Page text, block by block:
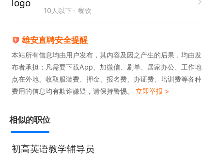
10人以下 餐饮
雄安直聘安全提醒
本站所有信息均由用户发布，其内容及因之产生的后果，均由发
布者承担；凡需要下载App、加微信、刷单、居家办公、工作地
点在外地、收取服装费、押金、报名费、办证费、培训费等各种
费用的信息均有欺诈嫌疑，请保持警惕。 立即举报 >
相似的职位
初高英语教学辅导员